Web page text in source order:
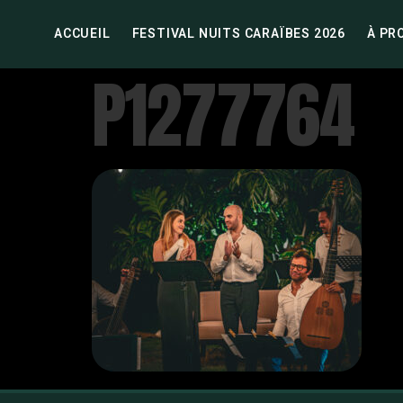
ACCUEIL FESTIVAL NUITS CARAÏBES 2026 À
P1277764